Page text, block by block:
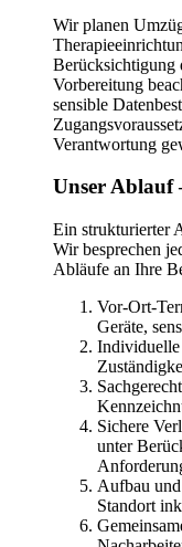
Wir planen
Berücksichtigung
Vorbereitung
sensible
Verantwortung
Unser
Ein strukturierter
Wir besprechen
Abläufe an Ihre
Vor-Ort-
Geräte,
Individuelle
Sichere
unter
Aufbau
Standort